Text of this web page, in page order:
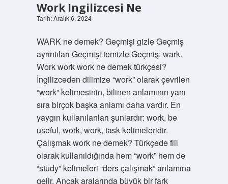
Work Ingilizcesi Ne
Tarih: Aralık 6, 2024
WARK ne demek? Geçmişi gizle Geçmiş
ayrıntıları Geçmişi temizle Geçmiş: wark.
Work work work ne demek türkçesi?
İngilizceden dilimize “work” olarak çevrilen
“work” kelimesinin, bilinen anlamının yanı
sıra birçok başka anlamı daha vardır. En
yaygın kullanılanları şunlardır: work, be
useful, work, work, task kelimeleridir.
Çalışmak work ne demek? Türkçede fiil
olarak kullanıldığında hem “work” hem de
“study” kelimeleri “ders çalışmak” anlamına
gelir. Ancak aralarında büyük bir fark